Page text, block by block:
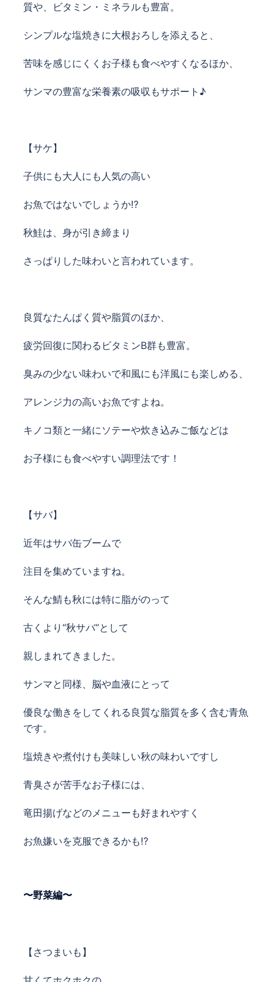
質や、ビタミン・ミネラルも豊富。
シンプルな塩焼きに大根おろしを添えると、
苦味を感じにくくお子様も食べやすくなるほか、
サンマの豊富な栄養素の吸収もサポート♪
【サケ】
子供にも大人にも人気の高い
お魚ではないでしょうか⁉︎
秋鮭は、身が引き締まり
さっぱりした味わいと言われています。
良質なたんぱく質や脂質のほか、
疲労回復に関わるビタミンB群も豊富。
臭みの少ない味わいで和風にも洋風にも楽しめる、
アレンジ力の高いお魚ですよね。
キノコ類と一緒にソテーや炊き込みご飯などは
お子様にも食べやすい調理法です ！
【サバ】
近年はサバ缶ブームで
注目を集めていますね。
そんな鯖も秋には特に脂がのって
古くより“秋サバ“として
親しまれてきました。
サンマと同様、脳や血液にとって
優良な働きをしてくれる良質な脂質を多く含む青魚
です。
塩焼きや煮付けも美味しい秋の味わいですし
青臭さが苦手なお子様には、
竜田揚げなどのメニューも好まれやすく
お魚嫌いを克服できるかも⁉︎
〜野菜編〜
【さつまいも】